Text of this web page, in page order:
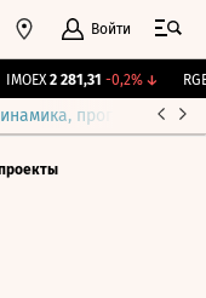
Войти
IMOEX 2 281,31 -0,2%↓
прогнозы